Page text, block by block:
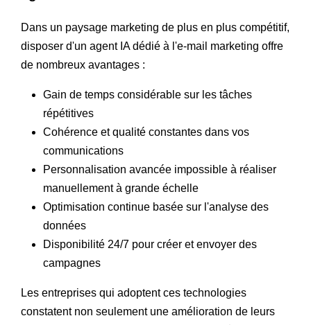
Dans un paysage marketing de plus en plus compétitif,
disposer d'un agent IA dédié à l'e-mail marketing offre
de nombreux avantages :
Gain de temps considérable sur les tâches
répétitives
Cohérence et qualité constantes dans vos
communications
Personnalisation avancée impossible à réaliser
manuellement à grande échelle
Optimisation continue basée sur l'analyse des
données
Disponibilité 24/7 pour créer et envoyer des
campagnes
Les entreprises qui adoptent ces technologies
constatent non seulement une amélioration de leurs